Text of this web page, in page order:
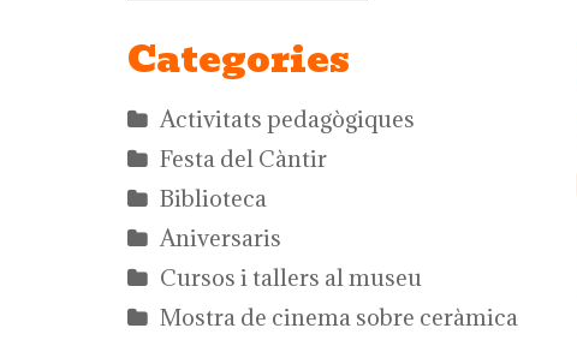
Categories
Activitats pedagògiques
Festa del Càntir
Biblioteca
Aniversaris
Cursos i tallers al museu
Mostra de cinema sobre ceràmica